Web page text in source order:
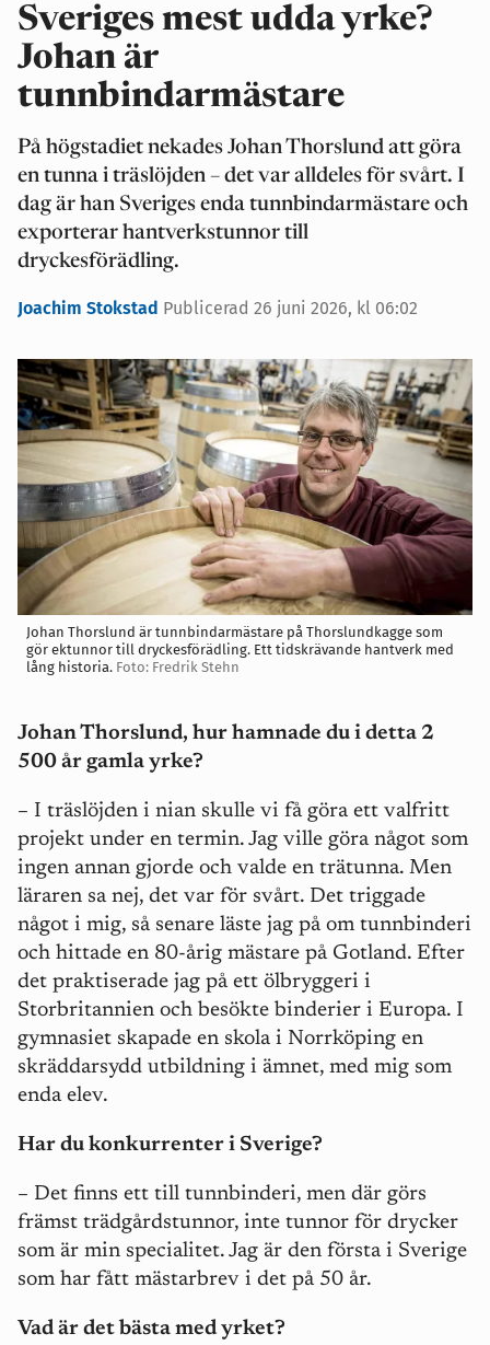
Sveriges mest udda yrke?
Johan är
tunnbindarmästare
På högstadiet nekades Johan Thorslund att göra
en tunna i träslöjden – det var alldeles för svårt. I
dag är han Sveriges enda tunnbindarmästare och
exporterar hantverkstunnor till
dryckesförädling.
Joachim Stokstad Publicerad 26 juni 2026, kl 06:02
Johan Thorslund är tunnbindarmästare på Thorslundkagge som
gör ektunnor till dryckesförädling. Ett tidskrävande hantverk med
lång historia. Foto: Fredrik Stehn
Johan Thorslund, hur hamnade du i detta 2
500 år gamla yrke?
– I träslöjden i nian skulle vi få göra ett valfritt
projekt under en termin. Jag ville göra något som
ingen annan gjorde och valde en trätunna. Men
läraren sa nej, det var för svårt. Det triggade
något i mig, så senare läste jag på om tunnbinderi
och hittade en 80-årig mästare på Gotland. Efter
det praktiserade jag på ett ölbryggeri i
Storbritannien och besökte binderier i Europa. I
gymnasiet skapade en skola i Norrköping en
skräddarsydd utbildning i ämnet, med mig som
enda elev.
Har du konkurrenter i Sverige?
– Det finns ett till tunnbinderi, men där görs
främst trädgårdstunnor, inte tunnor för drycker
som är min specialitet. Jag är den första i Sverige
som har fått mästarbrev i det på 50 år.
Vad är det bästa med yrket?